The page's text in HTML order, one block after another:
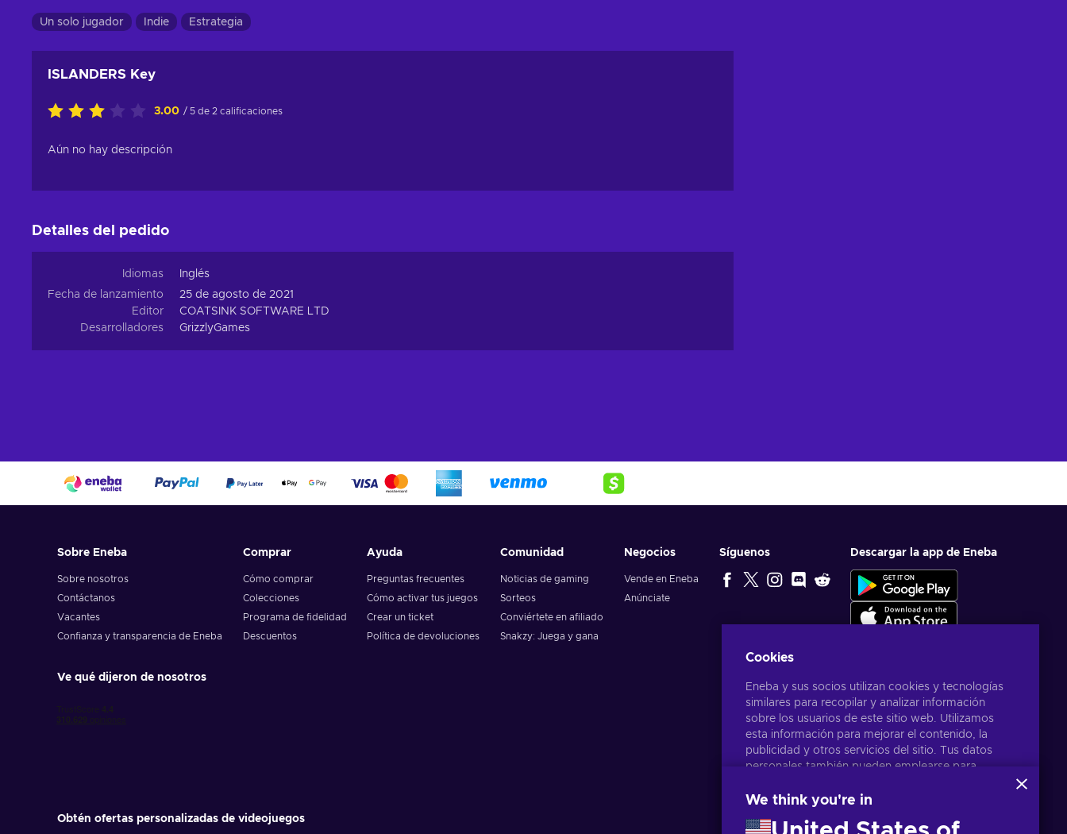
Un solo jugador Indie Estrategia
ISLANDERS Key
3.00 / 5 de 2 calificaciones
Aún no hay descripción
Detalles del pedido
Idiomas
Inglés
Fecha de lanzamiento
25 de agosto de 2021
Editor
COATSINK SOFTWARE LTD
Desarrolladores
GrizzlyGames
Sobre Eneba
Sobre nosotros
Contáctanos
Vacantes
Confianza y transparencia de Eneba
Comprar
Cómo comprar
Colecciones
Programa de fidelidad
Descuentos
Ayuda
Preguntas frecuentes
Cómo activar tus juegos
Crear un ticket
Política de devoluciones
Comunidad
Noticias de gaming
Sorteos
Conviértete en afiliado
Snakzy: Juega y gana
Negocios
Vende en Eneba
Anúnciate
Síguenos Descargar la app de Eneba
Ve qué dijeron de nosotros
Obtén ofertas personalizadas de videojuegos
Cookies
Eneba y sus socios utilizan cookies y tecnologías
similares para recopilar y analizar información
sobre los usuarios de este sitio web. Utilizamos
esta información para mejorar el contenido, la
publicidad y otros servicios del sitio. Tus datos
personales también pueden emplearse para
Al hacer clic en «Aceptar todo», das tu
utilicen estas tecnologías. Puedes ajustar tu
We think you're in